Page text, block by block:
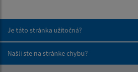
Je táto stránka užitočná?
Našli ste na stránke chybu?